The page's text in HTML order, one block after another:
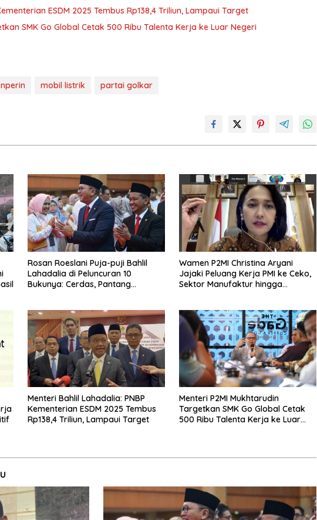
ESDM 2025 Tembus Rp138,4 Triliun, Lampaui Target
SMK Go Global Cetak 500 Ribu Talenta Kerja ke Luar Negeri
mobil listrik partai golkar
Rosan Roeslani Puja-puji Bahlil
Lahadalia di Peluncuran 10
Bukunya: Cerdas, Pantang
Wamen P2MI Christina Aryani
Jajaki Peluang Kerja PMI ke Ceko,
Sektor Manufaktur hingga
Menteri Bahlil Lahadalia: PNBP
Kementerian ESDM 2025 Tembus
Rp138,4 Triliun, Lampaui Target
Menteri P2MI Mukhtarudin
Targetkan SMK Go Global Cetak
500 Ribu Talenta Kerja ke Luar